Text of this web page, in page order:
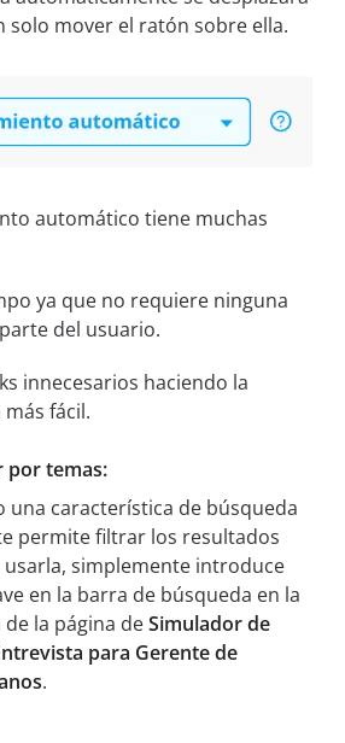
solo mover el ratón sobre ella.
automático tiene muchas
ya que no requiere ninguna
del usuario.
innecesarios haciendo la
fácil.
por temas:
una característica de búsqueda
permite filtrar los resultados
usarla, simplemente introduce
en la barra de búsqueda en la
la página deSimulador de
para Gerente de
.